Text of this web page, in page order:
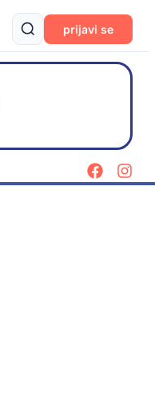
prijavi se